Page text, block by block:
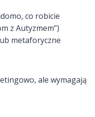
co robicie
z Autyzmem”)
metaforyczne
ale wymagają